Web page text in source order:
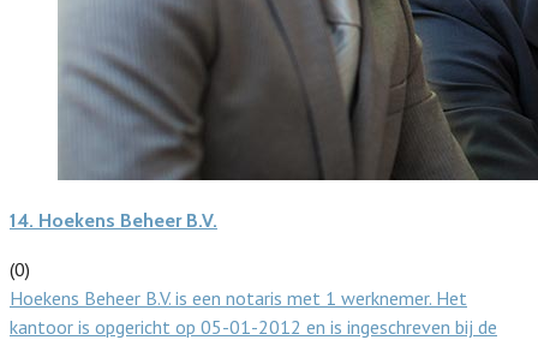
14. Hoekens Beheer B.V.
(0)
Hoekens Beheer B.V. is een notaris met 1 werknemer. Het
kantoor is opgericht op 05-01-2012 en is ingeschreven bij de